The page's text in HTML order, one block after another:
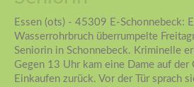
Essen (ots) - 45309 E-Schonnebeck:
Wasserrohrbruch überrumpelte
Seniorin in Schonnebeck. Kriminelle
Gegen 13 Uhr kam eine Dame auf der
Einkaufen zurück. Vor der Tür sprach